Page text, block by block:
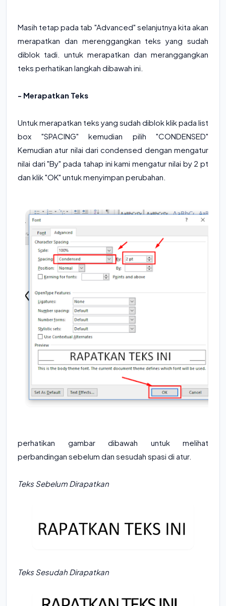
Masih tetap pada tab "Advanced" selanjutnya kita akan
merapatkan dan merenggangkan teks yang sudah
diblok tadi. untuk merapatkan dan meranggangkan
teks perhatikan langkah dibawah ini.
- Merapatkan Teks
Untuk merapatkan teks yang sudah diblok klik pada list
box "SPACING" kemudian pilih "CONDENSED"
Kemudian atur nilai dari condensed dengan mengatur
nilai dari "By" pada tahap ini kami mengatur nilai by 2 pt
dan klik "OK" untuk menyimpan perubahan.
perhatikan gambar dibawah untuk melihat
perbandingan sebelum dan sesudah spasi di atur.
Teks Sebelum Dirapatkan
Teks Sesudah Dirapatkan